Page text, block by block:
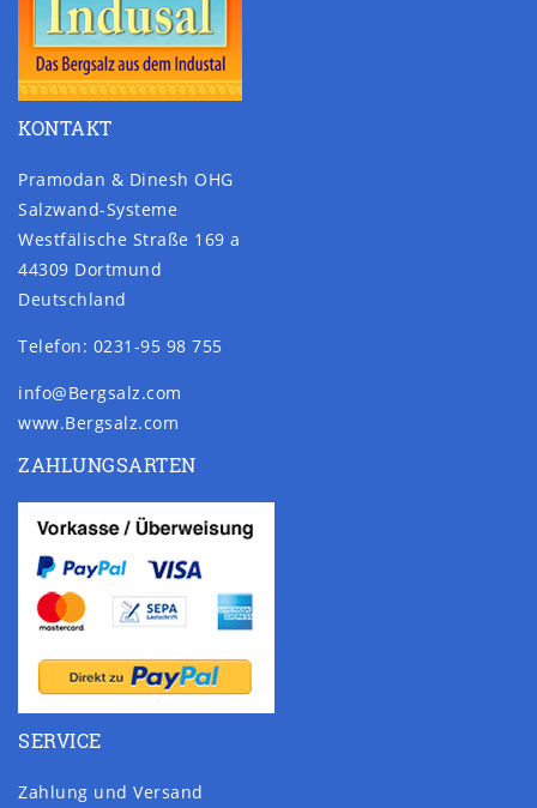
KONTAKT
Pramodan & Dinesh OHG
Salzwand-Systeme
Westfälische Straße 169 a
44309 Dortmund
Deutschland
Telefon: 0231-95 98 755
info@Bergsalz.com
www.Bergsalz.com
ZAHLUNGSARTEN
SERVICE
Zahlung und Versand